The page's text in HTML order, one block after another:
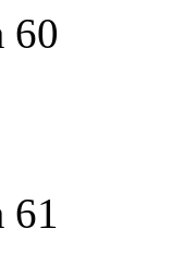
60
61